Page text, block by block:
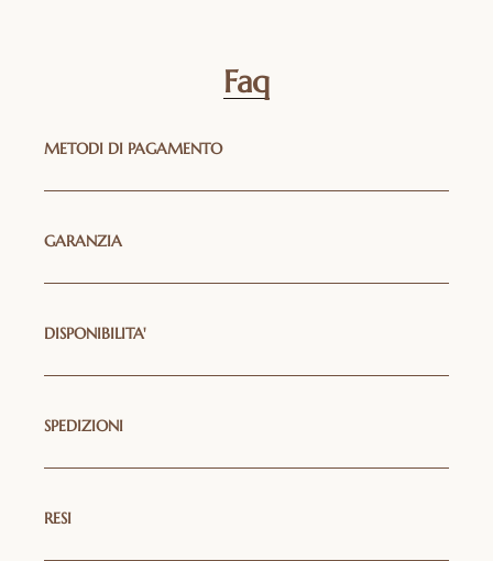
Faq
METODI DI PAGAMENTO
GARANZIA
DISPONIBILITA'
SPEDIZIONI
RESI